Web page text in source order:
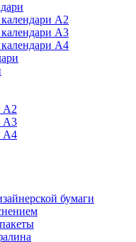
А2
А3
А4
А2
А3
А4
бумаги